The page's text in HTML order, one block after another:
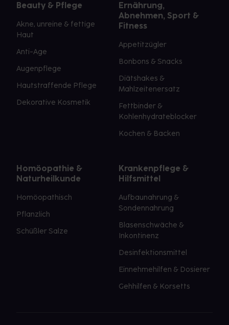
Beauty & Pflege
Akne, unreine & fettige
Haut
Anti-Age
Augenpflege
Hautstraffende Pflege
Dekorative Kosmetik
Ernährung,
Abnehmen, Sport &
Fitness
Appetitzügler
Bonbons & Snacks
Diätshakes &
Mahlzeitenersatz
Fettbinder &
Kohlenhydrateblocker
Kochen & Backen
Homöopathie &
Naturheilkunde
Homöopathisch
Pflanzlich
Schüßler Salze
Krankenpflege &
Hilfsmittel
Aufbaunahrung &
Sondennahrung
Blasenschwäche &
Inkontinenz
Desinfektionsmittel
Einnehmehilfen & Dosierer
Gehhilfen & Korsetts